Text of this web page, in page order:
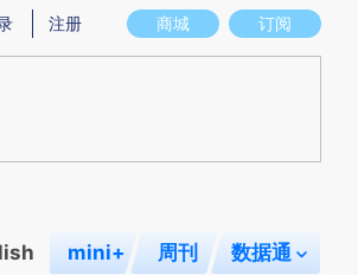
图存在偏差。不代表财新观点和立场。推荐点击链
商城 订阅
注册
mini+ 周刊 数据通